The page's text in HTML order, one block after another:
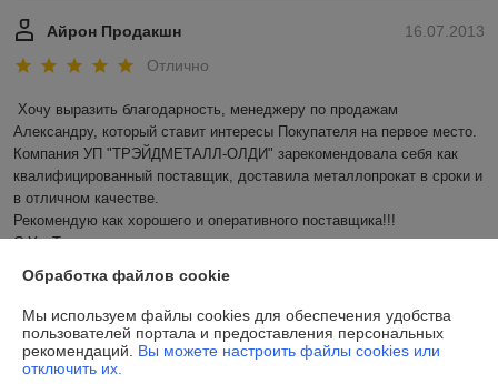
16.07.2013
Айрон Продакшн
Отлично
Хочу выразить благодарность, менеджеру по продажам
Александру, который ставит интересы Покупателя на первое место.
Компания УП "ТРЭЙДМЕТАЛЛ-ОЛДИ" зарекомендовала себя как
квалифицированный поставщик, доставила металлопрокат в сроки и
в отличном качестве.
Рекомендую как хорошего и оперативного поставщика!!!
С Ув. Татьяна
Показать все отзывы
О нас
Обработка файлов cookie
Мы используем файлы cookies для обеспечения удобства
пользователей портала и предоставления персональных
рекомендаций. Вы можете настроить файлы cookies или
отключить их.